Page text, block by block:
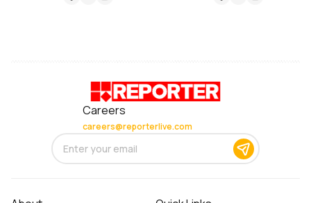
Careers
careers@reporterlive.com